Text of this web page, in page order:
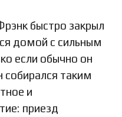
быстро закрыл
домой с сильным
если обычно он
собирался таким
и
приезд